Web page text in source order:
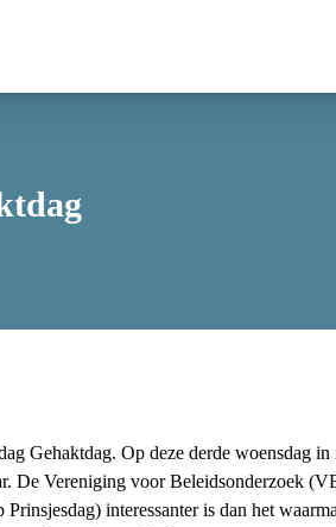
Gehaktdag. Op deze derde woensdag
De Vereniging voor Beleidsonderzoek
interessanter is dan het